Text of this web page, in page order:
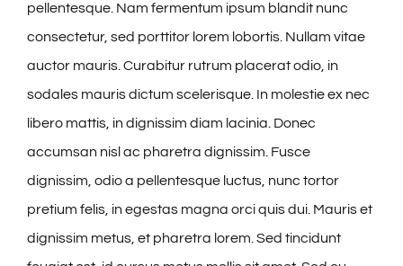
pellentesque. Nam fermentum ipsum blandit nunc
consectetur, sed porttitor lorem lobortis. Nullam vitae
auctor mauris. Curabitur rutrum placerat odio, in
sodales mauris dictum scelerisque. In molestie ex nec
libero mattis, in dignissim diam lacinia. Donec
accumsan nisl ac pharetra dignissim. Fusce
dignissim, odio a pellentesque luctus, nunc tortor
pretium felis, in egestas magna orci quis dui. Mauris et
dignissim metus, et pharetra lorem. Sed tincidunt